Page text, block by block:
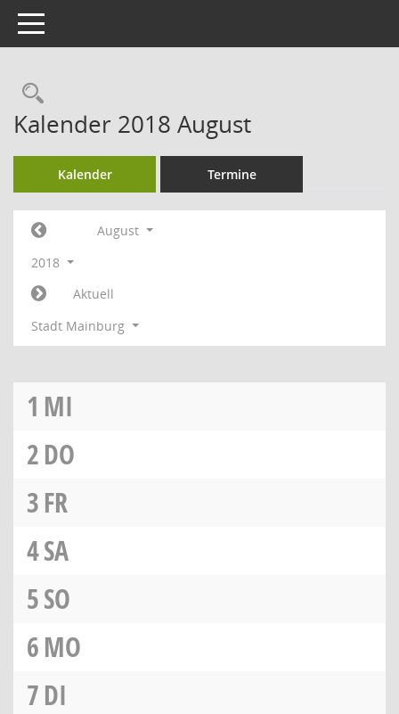
Toggle navigation
Rechercheauswahl
Kalender 2018 August
Kalender Termine
August
2018
Aktuell
Stadt Mainburg
1 MI
2DO
3FR
4SA
5SO
6MO
7DI